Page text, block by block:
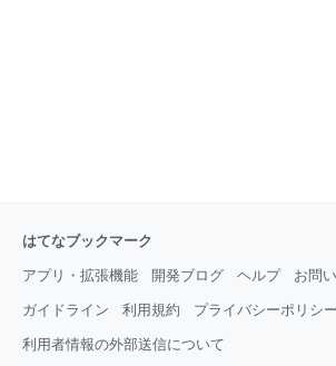
はてなブックマーク
アプリ・拡張機能 開発ブログ ヘルプ お問
ガイドライン 利用規約 プライバシーポリシー
利用者情報の外部送信について